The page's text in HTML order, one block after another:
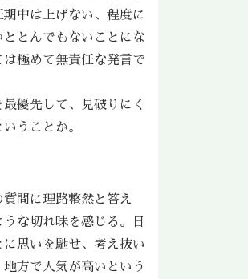
中は上げない、程度に
とんでもないことにな
は極めて無責任な発言で
優先して、見破りにく
うことか。
質問に理路整然と答え
な切れ味を感じる。日
思いを馳せ、考え抜い
方で人気が高いという